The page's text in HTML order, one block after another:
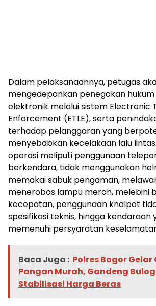
Dalam pelaksanaannya, petugas
mengedepankan penegakan
elektronik melalui sistem Electronic
Enforcement (ETLE), serta
terhadap pelanggaran yang
menyebabkan kecelakaan lalu
operasi meliputi penggunaan
berkendara, tidak menggunakan
memakai sabuk pengaman,
menerobos lampu merah, melebihi
kecepatan, penggunaan knalpot
spesifikasi teknis, hingga kendaraan
memenuhi persyaratan
Baca Juga : Polres Bogor Gelar
Pangan Murah, Gandeng
Stabilisasi Harga Beras